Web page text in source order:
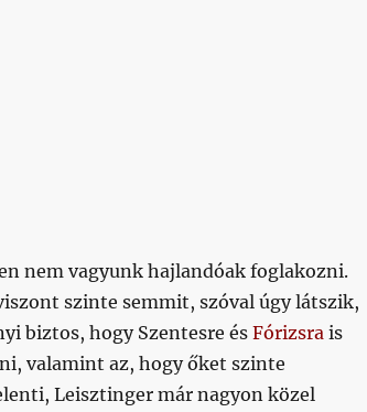
nem vagyunk hajlandóak foglakozni.
szinte semmit, szóval úgy látszik,
biztos, hogy Szentesre és Fórizsrais
valamint az, hogy őket szinte
Leisztinger már nagyon közel